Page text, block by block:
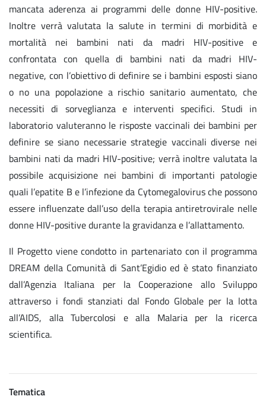
mancata aderenza ai programmi delle donne HIV-positive.
Inoltre verrà valutata la salute in termini di morbidità e
mortalità nei bambini nati da madri HIV-positive e
confrontata con quella di bambini nati da madri HIV-
negative, con l’obiettivo di definire se i bambini esposti siano
o no una popolazione a rischio sanitario aumentato, che
necessiti di sorveglianza e interventi specifici. Studi in
laboratorio valuteranno le risposte vaccinali dei bambini per
definire se siano necessarie strategie vaccinali diverse nei
bambini nati da madri HIV-positive; verrà inoltre valutata la
possibile acquisizione nei bambini di importanti patologie
quali l’epatite B e l’infezione da Cytomegalovirus che possono
essere influenzate dall’uso della terapia antiretrovirale nelle
donne HIV-positive durante la gravidanza e l’allattamento.
Il Progetto viene condotto in partenariato con il programma
DREAM della Comunità di Sant’Egidio ed è stato finanziato
dall’Agenzia Italiana per la Cooperazione allo Sviluppo
attraverso i fondi stanziati dal Fondo Globale per la lotta
all’AIDS, alla Tubercolosi e alla Malaria per la ricerca
scientifica.
Tematica